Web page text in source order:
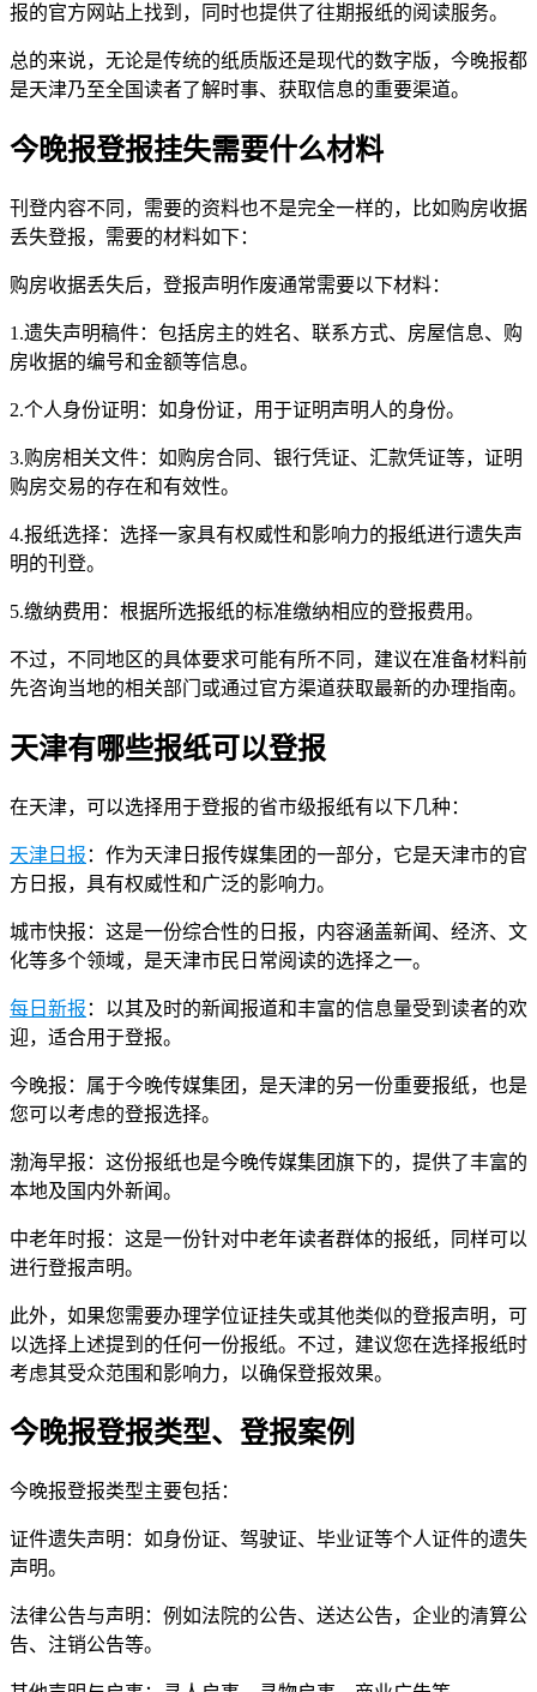
报的官方网站上找到，同时也提供了往期报纸的阅读服务。
总的来说，无论是传统的纸质版还是现代的数字版，今晚报都
是天津乃至全国读者了解时事、获取信息的重要渠道。
今晚报登报挂失需要什么材料
刊登内容不同，需要的资料也不是完全一样的，比如购房收据
丢失登报，需要的材料如下：
购房收据丢失后，登报声明作废通常需要以下材料：
1.遗失声明稿件：包括房主的姓名、联系方式、房屋信息、购
房收据的编号和金额等信息。
2.个人身份证明：如身份证，用于证明声明人的身份。
3.购房相关文件：如购房合同、银行凭证、汇款凭证等，证明
购房交易的存在和有效性。
4.报纸选择：选择一家具有权威性和影响力的报纸进行遗失声
明的刊登。
5.缴纳费用：根据所选报纸的标准缴纳相应的登报费用。
不过，不同地区的具体要求可能有所不同，建议在准备材料前
先咨询当地的相关部门或通过官方渠道获取最新的办理指南。
天津有哪些报纸可以登报
在天津，可以选择用于登报的省市级报纸有以下几种：
天津日报 ：作为天津日报传媒集团的一部分，它是天津市的官
方日报，具有权威性和广泛的影响力。
城市快报：这是一份综合性的日报，内容涵盖新闻、经济、文
化等多个领域，是天津市民日常阅读的选择之一。
每日新报 ：以其及时的新闻报道和丰富的信息量受到读者的欢
迎，适合用于登报。
今晚报：属于今晚传媒集团，是天津的另一份重要报纸，也是
您可以考虑的登报选择。
渤海早报：这份报纸也是今晚传媒集团旗下的，提供了丰富的
本地及国内外新闻。
中老年时报：这是一份针对中老年读者群体的报纸，同样可以
进行登报声明。
此外，如果您需要办理学位证挂失或其他类似的登报声明，可
以选择上述提到的任何一份报纸。不过，建议您在选择报纸时
考虑其受众范围和影响力，以确保登报效果。
今晚报登报类型、登报案例
今晚报登报类型主要包括：
证件遗失声明：如身份证、驾驶证、毕业证等个人证件的遗失
声明。
法律公告与声明：例如法院的公告、送达公告，企业的清算公
告、注销公告等。